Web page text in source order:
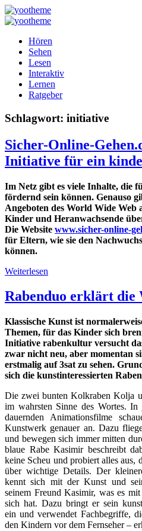
Hören
Sehen
Lesen
Interaktiv
Lernen
Ratgeber
Schlagwort: initiative
Sicher-Online-
Initiative für ein
Im Netz gibt es viele Inhalte, die
fördernd sein können. Genauso
Angeboten des World Wide
Kinder und Heranwachsende
Die Website www.sicher-online-
für Eltern, wie sie den
können.
Weiterlesen
Rabenduo erklärt die
Klassische Kunst ist
Themen, für das Kinder sich
Initiative rabenkultur versucht
zwar nicht neu, aber momentan
erstmalig auf 3sat zu sehen.
sich die kunstinteressierten
Die zwei bunten Kolkraben Kolja
im wahrsten Sinne des Wortes.
dauernden Animationsfilme
Kunstwerk genauer an. Dazu
und bewegen sich immer mitten
blaue Rabe Kasimir beschreibt
keine Scheu und probiert alles aus,
über wichtige Details. Der
kennt sich mit der Kunst und
seinem Freund Kasimir, was es
sich hat. Dazu bringt er sein
ein und verwendet Fachbegriffe,
den Kindern vor dem Fernseher –